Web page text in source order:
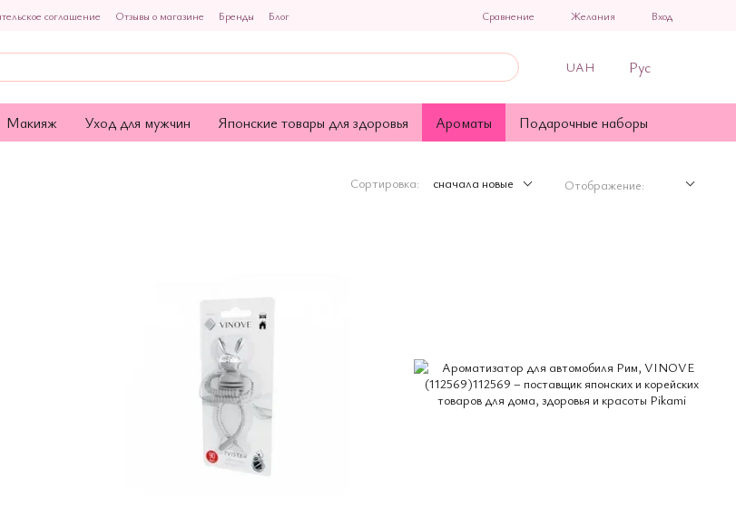
соглашение Отзывы о магазине Бренды
Блог
Сравнение Желания Вход
UAH Рус
Макияж Уход для мужчин Японские товары для здоровья Ароматы Подарочные наборы
Сортировка: сначала новые Отображение: